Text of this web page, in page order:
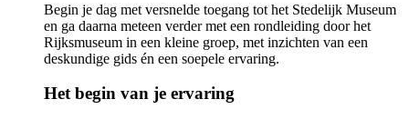
Begin je dag met versnelde toegang tot het Stedelijk Museum
en ga daarna meteen verder met een rondleiding door het
Rijksmuseum in een kleine groep, met inzichten van een
deskundige gids én een soepele ervaring.
Het begin van je ervaring